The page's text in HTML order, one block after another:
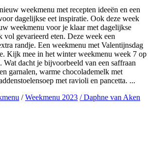
weekmenu met recepten ideeën en een
dagelijkse eet inspiratie. Ook deze week
weekmenu voor je klaar met dagelijkse
vol gevarieerd eten. Deze week een
randje. Een weekmenu met Valentijnsdag
Kijk mee in het winter weekmenu week 7 op
dacht je bijvoorbeeld van een saffraan
garnalen, warme chocolademelk met
met ravioli en pancetta. ...
/Weekmenu 2023 / Daphne van Aken